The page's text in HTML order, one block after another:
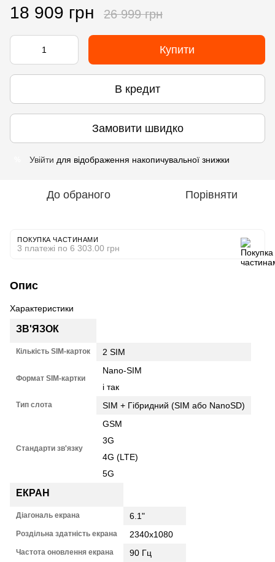
18 909 грн 26 999 грн
Купити
В кредит
Замовити швидко
Увійти для відображення накопичувальної знижки
До обраного Порівняти
ПОКУПКА ЧАСТИНАМИ
3 платежі по 6 303.00 грн
Опис
Характеристики
ЗВ'ЯЗОК
Кількість SIM-карток 2 SIM
Формат SIM-картки
Nano-SIM
і так
Тип слота SIM + Гібридний (SIM або NanoSD)
Стандарти зв'язку
GSM
3G
4G (LTE)
5G
ЕКРАН
Діагональ екрана 6.1"
Роздільна здатність екрана 2340x1080
Частота оновлення екрана 90 Гц